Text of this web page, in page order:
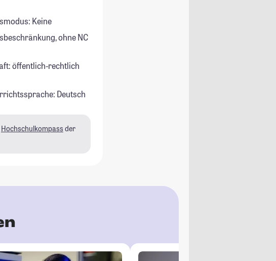
Keine
ohne NC
öffentlich-rechtlich
Deutsch
Hochschulkompass der